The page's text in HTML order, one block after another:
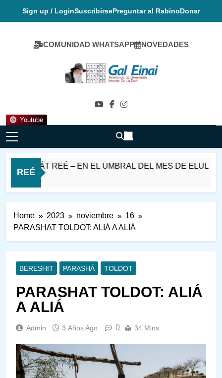
Sign up / LoginSuscribirsePreguntar al RabinoDonar
COMUNIDAD WHATSAPP NOVEDADES
Youtube
Gal Einai En
REÉ
REÉ – EN EL UMBRAL DEL MES DE ELUL
Home 2023 noviembre
16
PARASHAT TOLDOT: ALIÁ A ALIÁ
BERESHIT PARASHÁ TOLDOT
PARASHAT TOLDOT: ALIÁ
A ALIÁ
Admin 3 Años Ago 0 34 Mins